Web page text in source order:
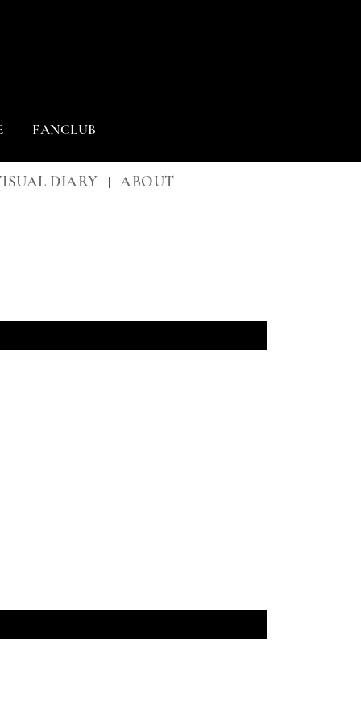
FANCLUB
DIARY | ABOUT